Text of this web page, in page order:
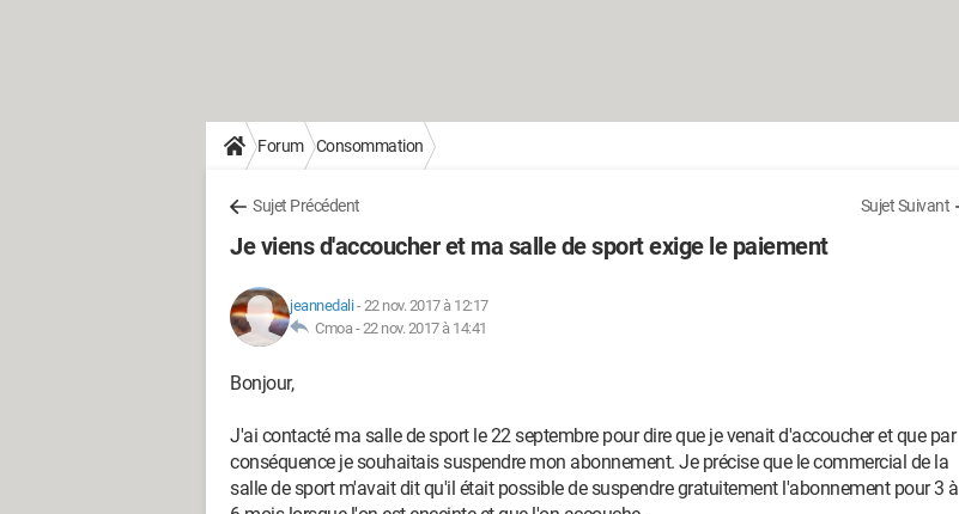
Forum Consommation
Sujet Précédent Sujet Suivant
Je viens d'accoucher et ma salle de sport exige le paiement
jeannedali-22 nov. 2017 à 12:17
Cmoa -22 nov. 2017 à 14:41
Bonjour,
J'ai contacté ma salle de sport le 22 septembre pour dire que je venait d'accoucher et que par
conséquence je souhaitais suspendre mon abonnement. Je précise que le commercial de la
salle de sport m'avait dit qu'il était possible de suspendre gratuitement l'abonnement pour 3 à